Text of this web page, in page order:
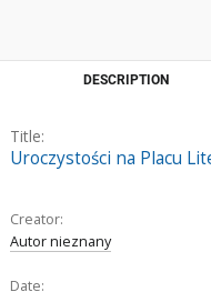
DESCRIPTION
Title:
Uroczystości na Placu
Creator:
Autor nieznany
Date: